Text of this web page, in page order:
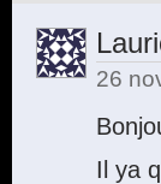
26
Il ya